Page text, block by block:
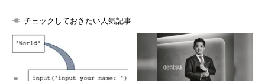
チェックしておきたい人気記事